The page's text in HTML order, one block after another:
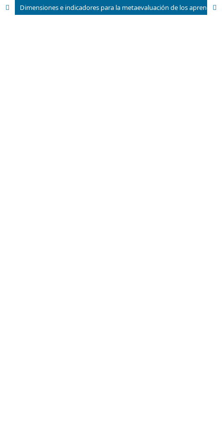
Dimensiones e indicadores para la metaevaluación de los aprendizajes: reflexión y propuesta del campo teórico de la evaluación en educación superior